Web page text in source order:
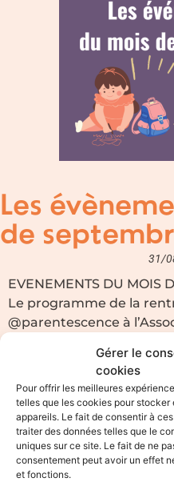
Gérer le
cookies
Pour offrir les meilleures
telles que les cookies pour
appareils. Le fait de consentir à
traiter des données telles que le
uniques sur ce site. Le fait de ne
consentement peut avoir un effet
et fonctions.
Les
de
31/
EVENEMENTS DU MOIS
Le programme de la
@parentescence à
and Do. Précisez que
l’association afin de
préférentiel.
-Pour toute inscription
contacter Blandine &